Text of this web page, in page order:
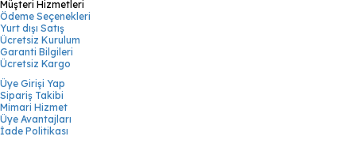
Müşteri Hizmetleri
Ödeme Seçenekleri
Yurt dışı Satış
Ücretsiz Kurulum
Garanti Bilgileri
Ücretsiz Kargo
Üye Girişi Yap
Sipariş Takibi
Mimari Hizmet
Üye Avantajları
İade Politikası